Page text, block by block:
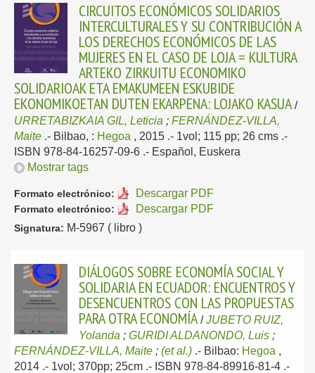
CIRCUITOS ECONÓMICOS SOLIDARIOS
INTERCULTURALES Y SU CONTRIBUCIÓN A
LOS DERECHOS ECONÓMICOS DE LAS
MUJERES EN EL CASO DE LOJA = KULTURA
ARTEKO ZIRKUITU ECONOMIKO
SOLIDARIOAK ETA EMAKUMEEN ESKUBIDE
EKONOMIKOETAN DUTEN EKARPENA: LOJAKO KASUA /
URRETABIZKAIA GIL, Leticia ; FERNÁNDEZ-VILLA,
Maite .- Bilbao, : Hegoa , 2015 .- 1vol; 115 pp; 26 cms .-
ISBN 978-84-16257-09-6 .- Español, Euskera
Mostrar tags
Formato electrónico: Descargar PDF
Formato electrónico: Descargar PDF
Signatura: M-5967 ( libro )
DIÁLOGOS SOBRE ECONOMÍA SOCIAL Y
SOLIDARIA EN ECUADOR: ENCUENTROS Y
DESENCUENTROS CON LAS PROPUESTAS
PARA OTRA ECONOMÍA /JUBETO RUIZ,
Yolanda ; GURIDI ALDANONDO, Luis ;
FERNÁNDEZ-VILLA, Maite ; (et al.) .- Bilbao: Hegoa ,
2014 .- 1vol; 370pp; 25cm .- ISBN 978-84-89916-81-4 .-